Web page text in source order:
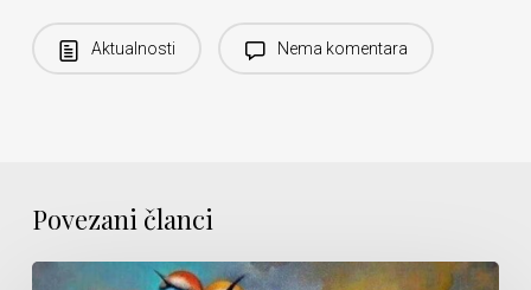
Aktualnosti Nema komentara
Povezani članci
Trenje